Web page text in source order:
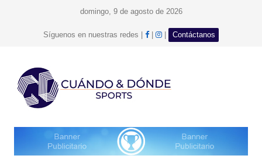
domingo, 9 de agosto de 2026
Síguenos en nuestras redes | facebook
| Instagram
Contáctanos